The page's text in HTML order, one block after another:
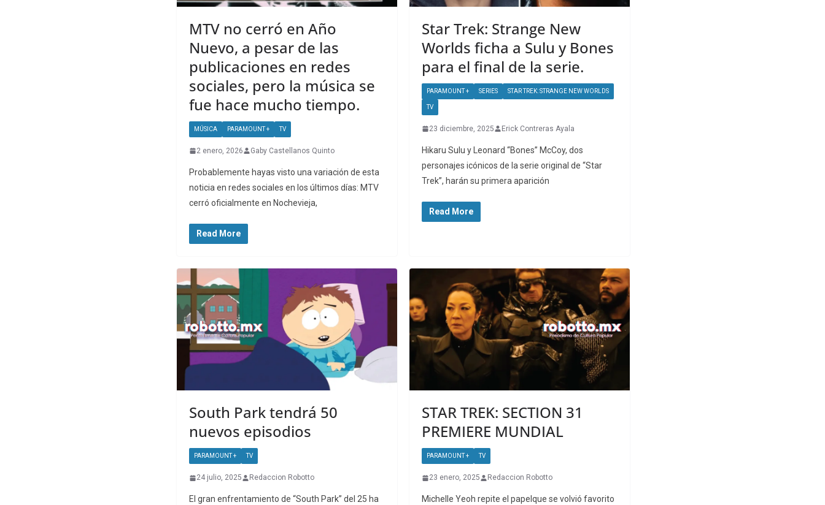
MTV no cerró en Año
Nuevo, a pesar de las
publicaciones en redes
sociales, pero la música se
fue hace mucho tiempo.
MÚSICA PARAMOUNT + TV
2 enero, 2026 Gaby Castellanos Quinto
Probablemente hayas visto una variación de esta
noticia en redes sociales en los últimos días: MTV
cerró oficialmente en Nochevieja,
Read More
Star Trek: Strange New
Worlds ficha a Sulu y Bones
para el final de la serie.
PARAMOUNT + SERIES STAR TREK: STRANGE NEW WORLDS
TV
23 diciembre, 2025 Erick Contreras Ayala
Hikaru Sulu y Leonard “Bones” McCoy, dos
personajes icónicos de la serie original de “Star
Trek”, harán su primera aparición
Read More
South Park tendrá 50
nuevos episodios
PARAMOUNT + TV
24 julio, 2025 Redaccion Robotto
El gran enfrentamiento de “South Park” del 25 ha
STAR TREK: SECTION 31
PREMIERE MUNDIAL
PARAMOUNT + TV
23 enero, 2025 Redaccion Robotto
Michelle Yeoh repite el papelque se volvió favorito